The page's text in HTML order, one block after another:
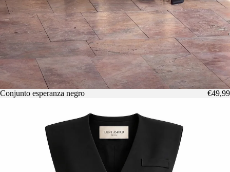
Conjunto esperanza negro €49,99